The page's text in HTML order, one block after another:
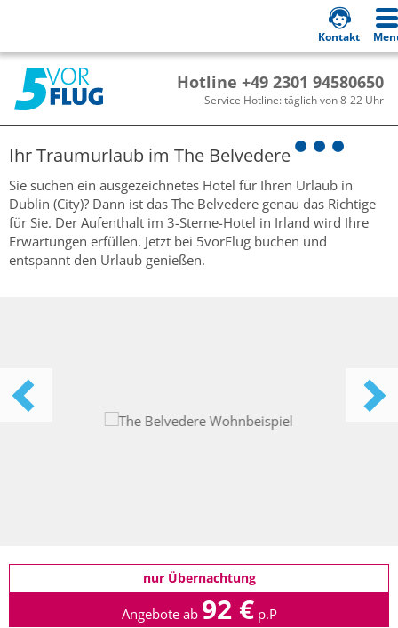
Hotline +49 2301 94580650
Service Hotline: täglich von 8-22 Uhr
Kontakt
Ihr Traumurlaub im The Belvedere
Sie suchen ein ausgezeichnetes Hotel für Ihren Urlaub in
Dublin (City)? Dann ist das The Belvedere genau das Richtige
für Sie. Der Aufenthalt im 3-Sterne-Hotel in Irland wird Ihre
Erwartungen erfüllen. Jetzt bei 5vorFlug buchen und
entspannt den Urlaub genießen.
nur Übernachtung
Angebote ab 92 € p.P